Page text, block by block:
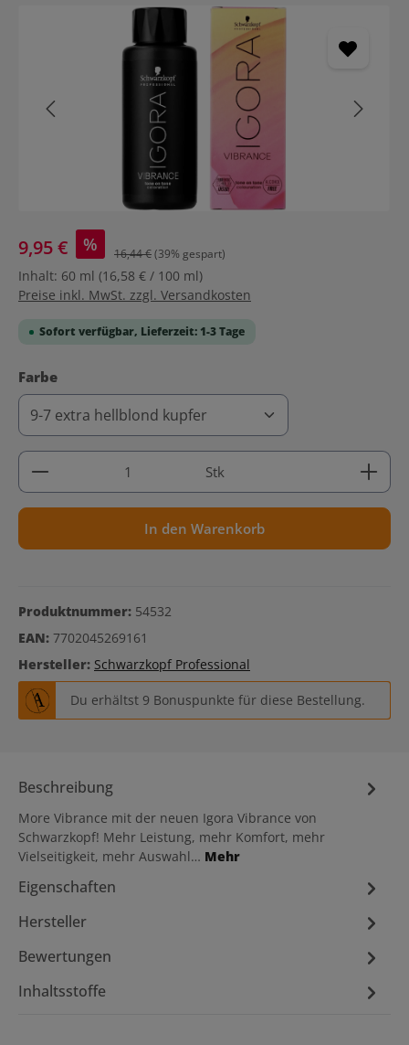
Bildergalerie überspringen
9,95 € % 16,44 €(39% gespart)
Inhalt: 60 ml (16,58 € / 100 ml)
Preise inkl. MwSt. zzgl. Versandkosten
Sofort verfügbar, Lieferzeit: 1-3 Tage
Farbeauswählen
Produkt Anzahl: Gib den gewünschten Wert ein
Stk
In den Warenkorb
Produktnummer: 54532
EAN: 7702045269161
Hersteller: Schwarzkopf Professional
Du erhältst 9 Bonuspunkte für diese Bestellung.
Beschreibung
More Vibrance mit der neuen Igora Vibrance von
Schwarzkopf! Mehr Leistung, mehr Komfort, mehr
Vielseitigkeit, mehr Auswahl… Mehr
Eigenschaften
Hersteller
Bewertungen
Inhaltsstoffe